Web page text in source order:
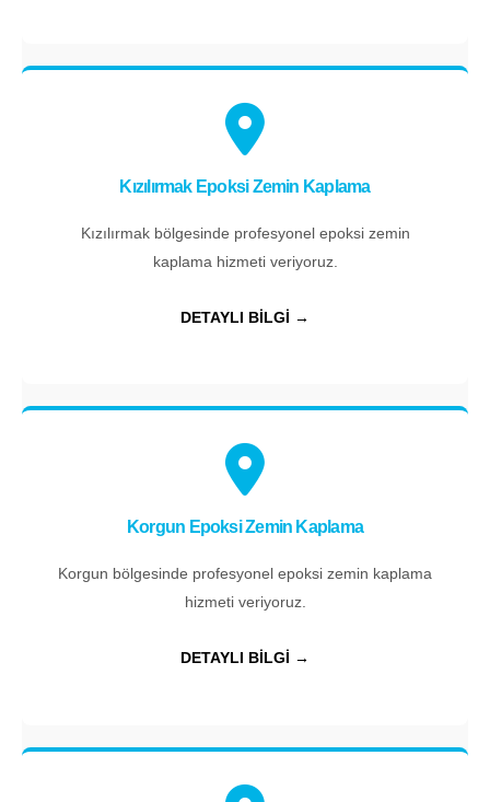
Kızılırmak Epoksi Zemin Kaplama
Kızılırmak bölgesinde profesyonel epoksi zemin
kaplama hizmeti veriyoruz.
DETAYLI BİLGİ →
Korgun Epoksi Zemin Kaplama
Korgun bölgesinde profesyonel epoksi zemin kaplama
hizmeti veriyoruz.
DETAYLI BİLGİ →